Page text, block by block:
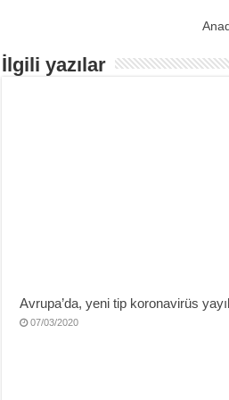
İlgili yazılar
Avrupa’da, yeni tip koronavirüs
07/03/2020